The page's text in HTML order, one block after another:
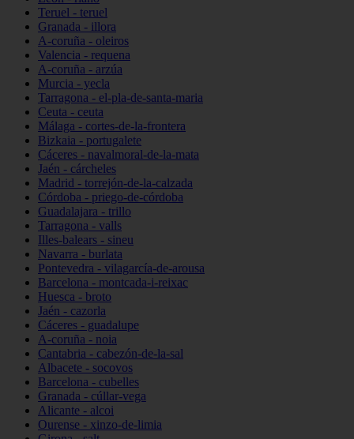
Teruel - teruel
Granada - illora
A-coruña - oleiros
Valencia - requena
A-coruña - arzúa
Murcia - yecla
Tarragona - el-pla-de-santa-maria
Ceuta - ceuta
Málaga - cortes-de-la-frontera
Bizkaia - portugalete
Cáceres - navalmoral-de-la-mata
Jaén - cárcheles
Madrid - torrejón-de-la-calzada
Córdoba - priego-de-córdoba
Guadalajara - trillo
Tarragona - valls
Illes-balears - sineu
Navarra - burlata
Pontevedra - vilagarcía-de-arousa
Barcelona - montcada-i-reixac
Huesca - broto
Jaén - cazorla
Cáceres - guadalupe
A-coruña - noia
Cantabria - cabezón-de-la-sal
Albacete - socovos
Barcelona - cubelles
Granada - cúllar-vega
Alicante - alcoi
Ourense - xinzo-de-limia